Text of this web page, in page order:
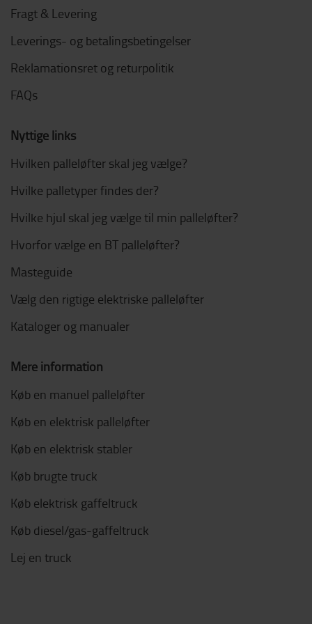
Fragt & Levering
Leverings- og betalingsbetingelser
Reklamationsret og returpolitik
FAQs
Nyttige links
Hvilken palleløfter skal jeg vælge?
Hvilke palletyper findes der?
Hvilke hjul skal jeg vælge til min palleløfter?
Hvorfor vælge en BT palleløfter?
Masteguide
Vælg den rigtige elektriske palleløfter
Kataloger og manualer
Mere information
Køb en manuel palleløfter
Køb en elektrisk palleløfter
Køb en elektrisk stabler
Køb brugte truck
Køb elektrisk gaffeltruck
Køb diesel/gas-gaffeltruck
Lej en truck